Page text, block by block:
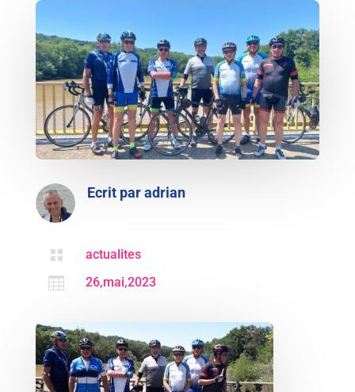
Ecrit paradrian
 actualites
 26,mai,2023